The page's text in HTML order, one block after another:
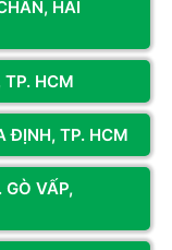
HẢI
HCM
ĐỊNH, TP. HCM
VẤP,